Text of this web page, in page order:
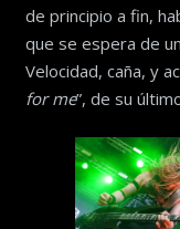
de principio a fin,
que se espera de
Velocidad, caña, y
for me”, de su